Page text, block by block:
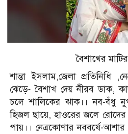
বৈশাখের
শান্তা ইসলাম,জেলা প্রতিনিধি
ঝেড়ে- বৈশাখ দেয় নীরব ডাক,
চলে শালিকের ঝাক।। নব-বঁধু
হিজল ছায়ে, হাওরের জলে রোদের
পায়।। নেত্রকোণার নববর্ষে-